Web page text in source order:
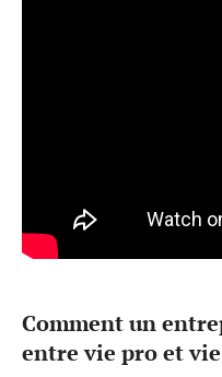
Comment un
entre vie pro et